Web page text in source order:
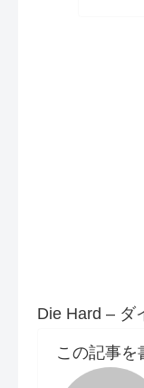
Die Hard – ダ
この記事を